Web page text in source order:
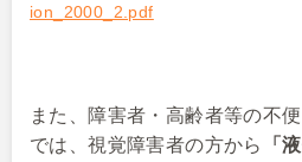
ion_2000_2.pdf
また、障害者・高齢者等の不
では、視覚障害者の方から
「